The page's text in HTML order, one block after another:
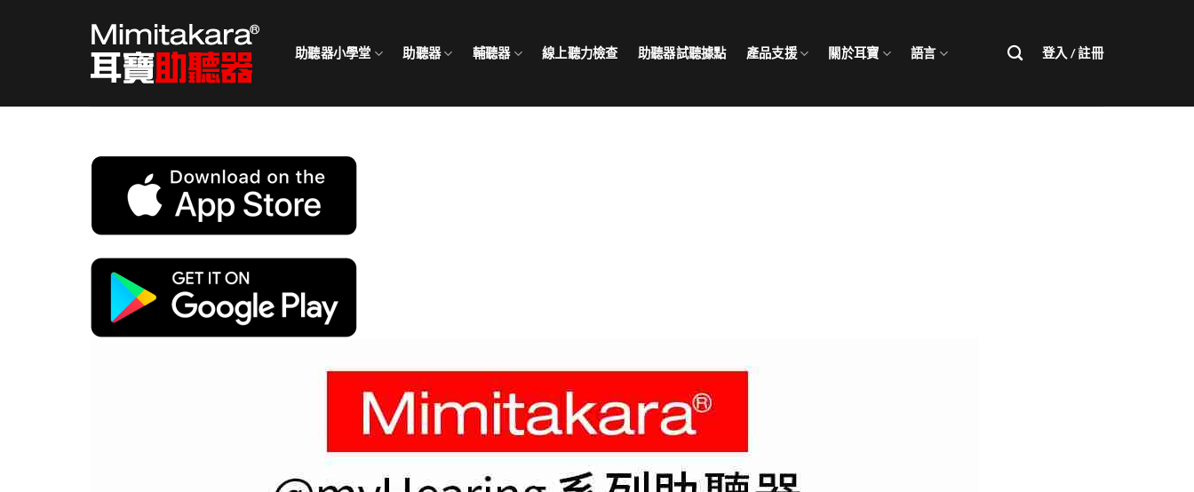
助聽器小學堂 助聽器 輔聽器 線上聽力檢查 助聽器試聽據點 產品支援 關於耳寶 語言 登入 / 註冊